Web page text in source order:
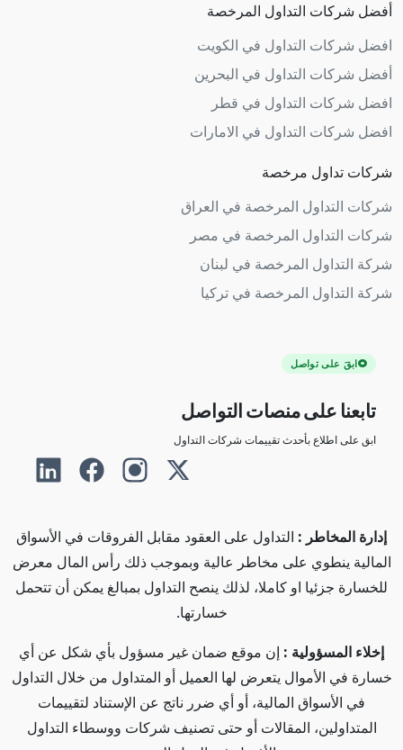
أفضل شركات التداول المرخصة
افضل شركات التداول في الكويت
أفضل شركات التداول في البحرين
افضل شركات التداول في قطر
افضل شركات التداول في الامارات
شركات تداول مرخصة
شركات التداول المرخصة في العراق
شركات التداول المرخصة في مصر
شركة التداول المرخصة في لبنان
شركة التداول المرخصة في تركيا
ابقَ على تواصل
تابعنا على منصات التواصل
ابق على اطلاع بأحدث تقييمات شركات التداول
إدارة المخاطر : التداول على العقود مقابل الفروقات في الأسواق
المالية ينطوي على مخاطر عالية وبموجب ذلك رأس المال معرض
للخسارة جزئيا او كاملا، لذلك ينصح التداول بمبالغ يمكن أن تتحمل
خسارتها.
إخلاء المسؤولية : إن موقع ضمان غير مسؤول بأي شكل عن أي
خسارة في الأموال يتعرض لها العميل أو المتداول من خلال التداول
في الأسواق المالية، أو أي ضرر ناتج عن الإستناد لتقييمات
المتداولين، المقالات أو حتى تصنيف شركات ووسطاء التداول